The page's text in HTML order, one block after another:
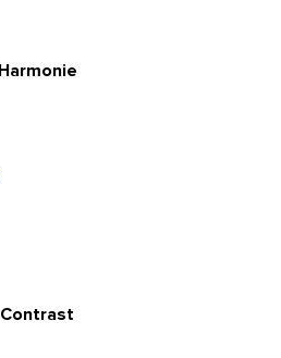
Harmonie
Contrast